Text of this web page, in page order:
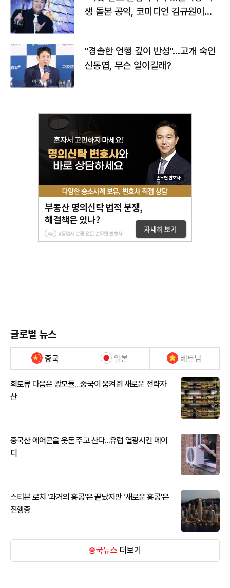
생 돌본 공익, 코미디언 김규원이었
"경솔한 언행 깊이 반성"…고개 숙인
신동엽, 무슨 일이길래?
글로벌 뉴스
중국 일본 베트남
희토류 다음은 광모듈…중국이 움켜쥔 새로운 전략자
산
중국산 에어콘을 웃돈 주고 산다...유럽 열광시킨 메이
디
스티븐 로치 '과거의 홍콩'은 끝났지만 '새로운 홍콩'은
진행중
중국뉴스 더보기